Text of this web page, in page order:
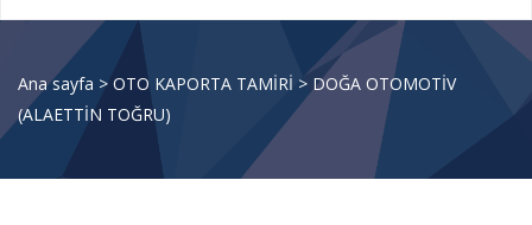
Ana sayfa > OTO KAPORTA TAMİRİ > DOĞA OTOMOTİV
(ALAETTİN TOĞRU)